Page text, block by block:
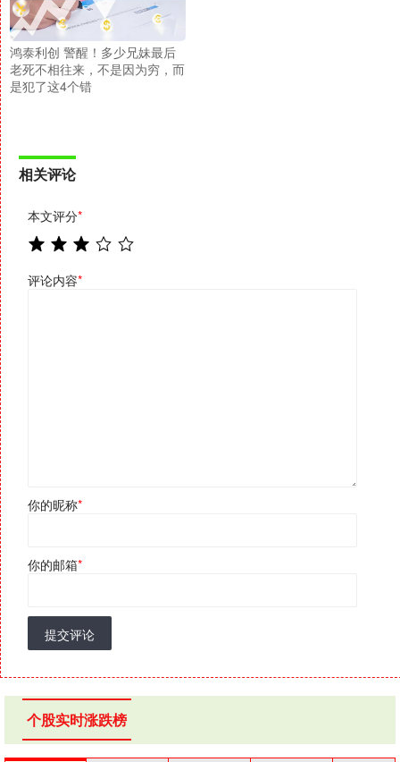
鸿泰利创 警醒！多少兄妹最后
老死不相往来，不是因为穷，而
是犯了这4个错
相关评论
本文评分*
评论内容*
你的昵称*
你的邮箱*
提交评论
个股实时涨跌榜